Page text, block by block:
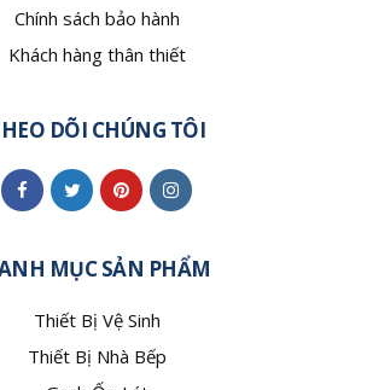
Chính sách bảo hành
Khách hàng thân thiết
DÕI CHÚNG TÔI
MỤC SẢN PHẨM
Thiết Bị Vệ Sinh
Thiết Bị Nhà Bếp